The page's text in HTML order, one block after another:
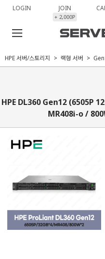
LOGIN JOIN
+ 2,000P
HPE 서버/스토리지 랙형 서버
HPE DL360 Gen12 (6505P
MR408i-o /